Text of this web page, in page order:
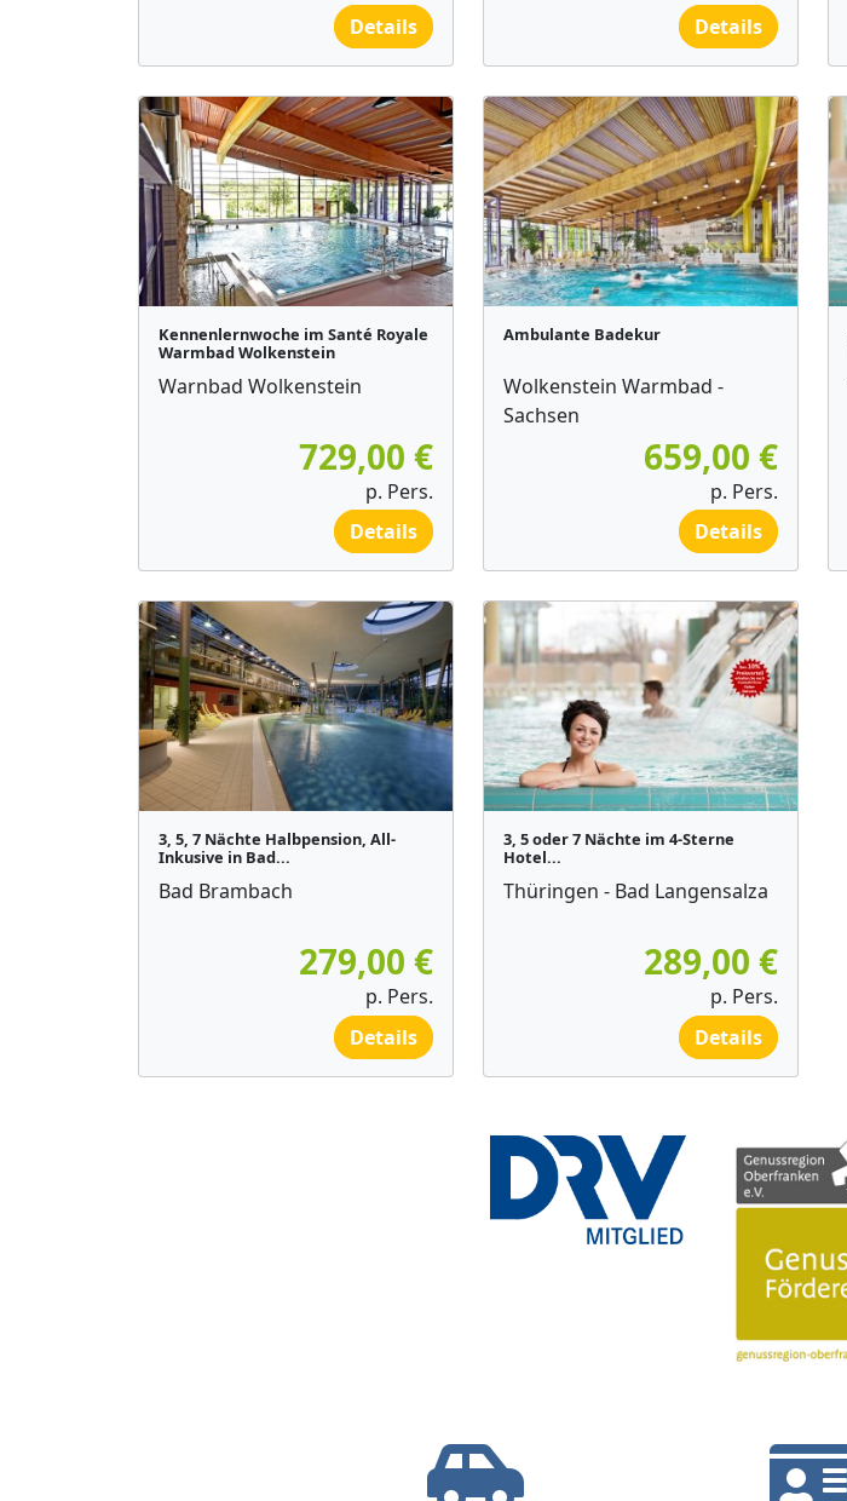
Details
Details
Kennenlernwoche im Santé Royale
Warmbad Wolkenstein
Warnbad Wolkenstein
729,00 €
p. Pers.
Details
Ambulante Badekur
Wolkenstein Warmbad -
Sachsen
659,00 €
p. Pers.
Details
3, 5, 7 Nächte Halbpension, All-
Inkusive in Bad...
Bad Brambach
279,00 €
p. Pers.
Details
3, 5 oder 7 Nächte im 4-Sterne
Hotel...
Thüringen - Bad Langensalza
289,00 €
p. Pers.
Details